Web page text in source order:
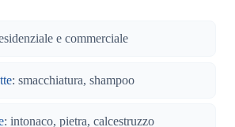
e commerciale
: smacchiatura, shampoo
: intonaco, pietra, calcestruzzo